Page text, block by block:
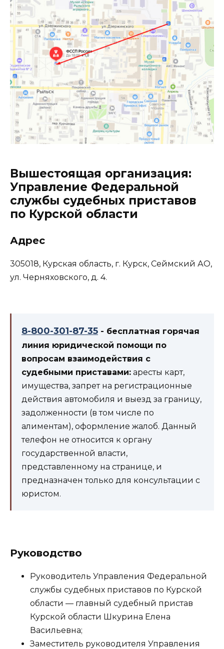
Вышестоящая организация:
Управление Федеральной
службы судебных приставов
по Курской области
Адрес
305018, Курская область, г. Курск, Сеймский АО,
ул. Черняховского, д. 4.
8-800-301-87-35 - бесплатная горячая
линия юридической помощи по
вопросам взаимодействия с
судебными приставами: аресты карт,
имущества, запрет на регистрационные
действия автомобиля и выезд за границу,
задолженности (в том числе по
алиментам), оформление жалоб. Данный
телефон не относится к органу
государственной власти,
представленному на странице, и
предназначен только для консультации с
юристом.
Руководство
Руководитель Управления Федеральной
службы судебных приставов по Курской
области — главный судебный пристав
Курской области Шкурина Елена
Васильевна;
Заместитель руководителя Управления